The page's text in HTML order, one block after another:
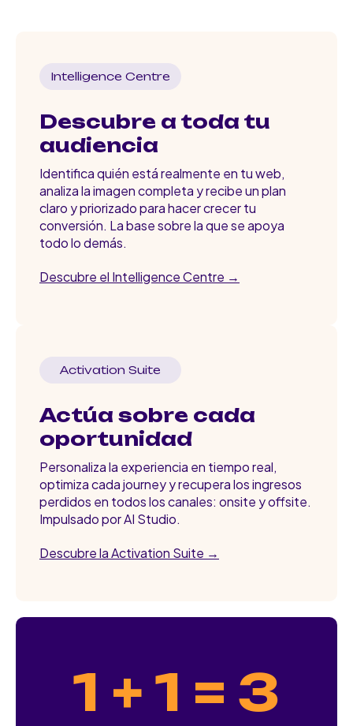
Intelligence Centre
Descubre a toda tu
audiencia
Identifica quién está realmente en tu web,
analiza la imagen completa y recibe un plan
claro y priorizado para hacer crecer tu
conversión. La base sobre la que se apoya
todo lo demás.
Descubre el Intelligence Centre →
Activation Suite
Actúa sobre cada
oportunidad
Personaliza la experiencia en tiempo real,
optimiza cada journey y recupera los ingresos
perdidos en todos los canales: onsite y offsite.
Impulsado por AI Studio.
Descubre la Activation Suite →
1 + 1 = 3